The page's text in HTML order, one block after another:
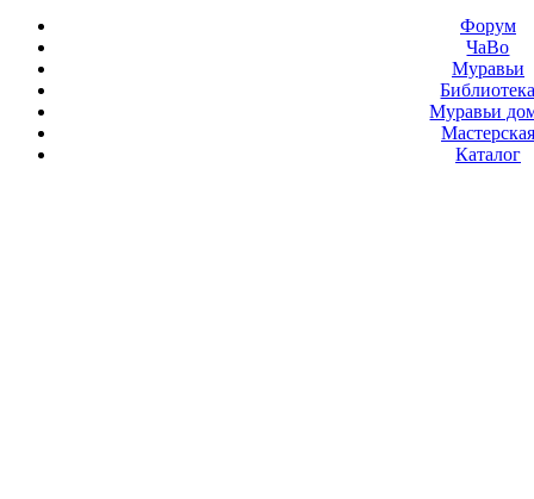
Форум
ЧаВо
Муравьи
Муравьи
Мастерская
Каталог